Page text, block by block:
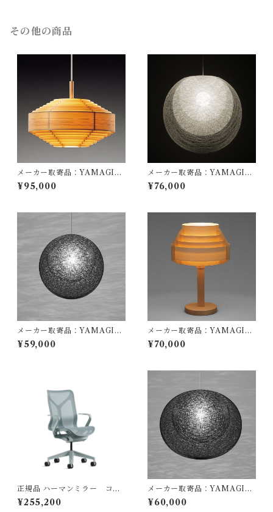
その他の商品
メーカー取寄品：YAMAGIW
A（ヤマギワ）/ 323F-222 / J
akobsson Lamp（ヤコブソン
¥95,000
メーカー取寄品：YAMAGIW
A（ヤマギワ）/ 321P2909W
/ MAYUHANA（マユハナ）
¥76,000
メーカー取寄品：YAMAGIW
A（ヤマギワ）/ 321P2911B /
MAYUHANA（マユハナ）二
¥59,000
メーカー取寄品：YAMAGIW
A（ヤマギワ）/ 323S7339 / J
akobsson Lamp（ヤコブソン
¥70,000
正規品 ハーマンミラー コズ
ムチェア ミドルバック グレイ
シャー / Hermanmiller ( 型
¥255,200
メーカー取寄品：YAMAGIW
A（ヤマギワ）/ 321P2912B /
MAYUHANA（マユハナ）二
¥60,000